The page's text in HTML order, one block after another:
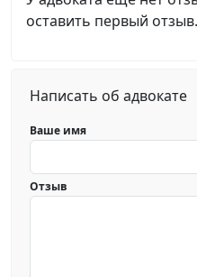
оставить первый отзыв.
Написать об адвокате
Ваше имя
Отзыв